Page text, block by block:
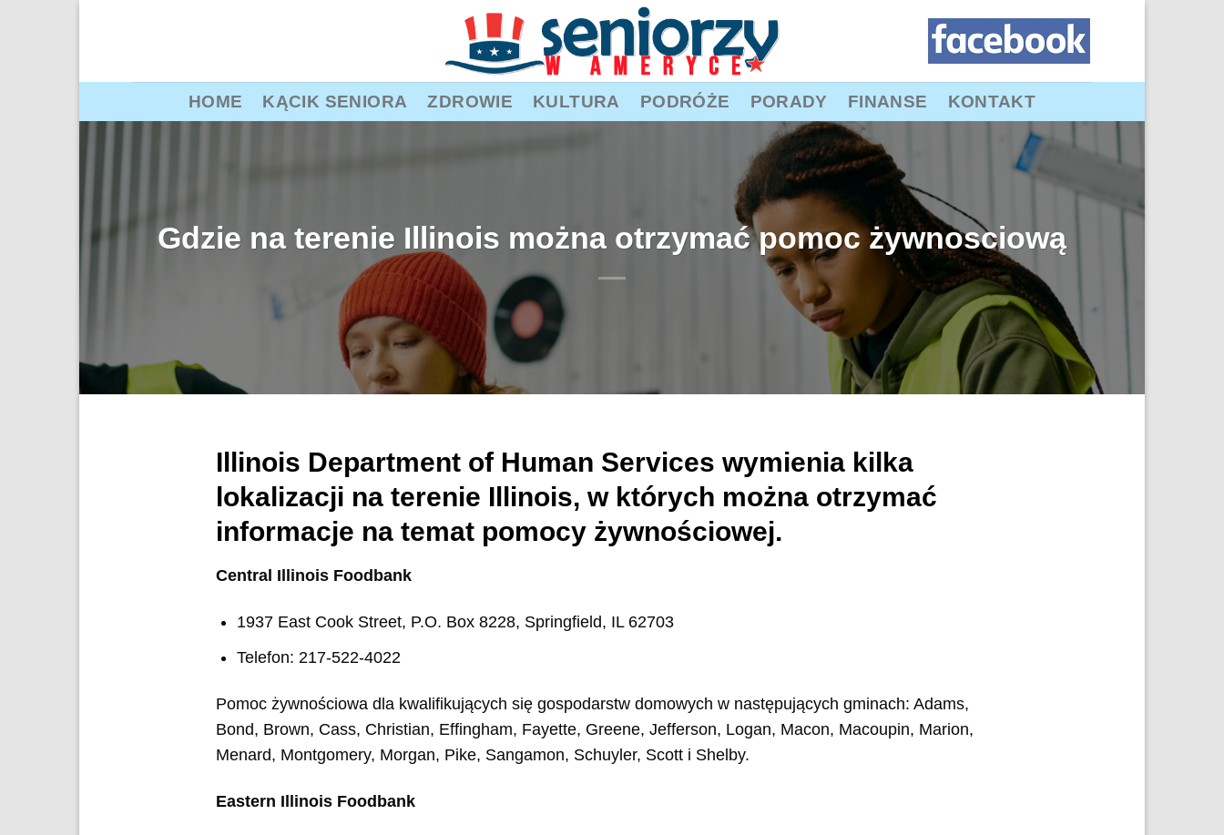
HOME KĄCIK SENIORA ZDROWIE KULTURA PODRÓŻE PORADY FINANSE KONTAKT
Gdzie na terenie Illinois można otrzymać pomoc żywnosciową
Illinois Department of Human Services wymienia kilka
lokalizacji na terenie Illinois, w których można otrzymać
informacje na temat pomocy żywnościowej.
Central Illinois Foodbank
1937 East Cook Street, P.O. Box 8228, Springfield, IL 62703
Telefon: 217-522-4022
Pomoc żywnościowa dla kwalifikujących się gospodarstw domowych w następujących gminach: Adams,
Bond, Brown, Cass, Christian, Effingham, Fayette, Greene, Jefferson, Logan, Macon, Macoupin, Marion,
Menard, Montgomery, Morgan, Pike, Sangamon, Schuyler, Scott i Shelby.
Eastern Illinois Foodbank